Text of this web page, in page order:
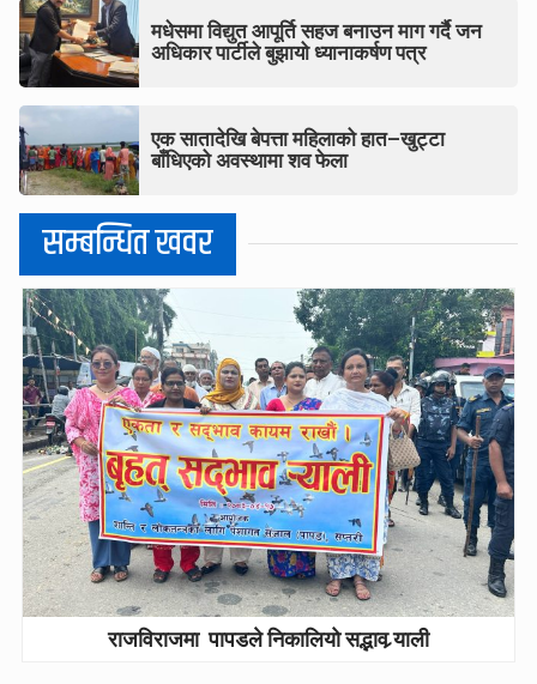
मधेसमा विद्युत आपूर्ति सहज बनाउन माग गर्दै जन
अधिकार पार्टीले बुझायो ध्यानाकर्षण पत्र
एक सातादेखि बेपत्ता महिलाको हात–खुट्टा
बाँधिएको अवस्थामा शव फेला
सम्बन्धित खवर
राजविराजमा पापडले निकालियो सद्भाव र्‍याली